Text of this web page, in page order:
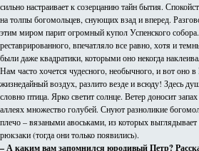
сильно настраивает к созерцанию тайн бытия.
на толпы богомольцев, снующих взад и вперед.
этим миром парит огромный купол Успенского
реставрированного, впечатляло все равно, хотя и
были даже квадратики, которыми оно некогда
Нам часто хочется чудесного, необычного, и вот оно
жизнедайный воздух, разлито везде и всюду! Здесь
словно птица. Ярко светит солнце. Ветер доносит
аллеях множество голубей. Снуют разноликие
плечо – вязаными авоськами, из которых
рюкзаки (тогда они только появились).
– А каким вам запомнился юродивый Петр?